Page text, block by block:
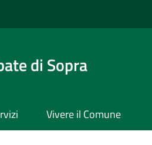
di Sopra
Vivere il Comune